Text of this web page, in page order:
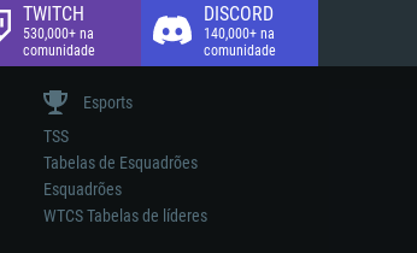
TWITCH
530,000+ na
comunidade
DISCORD
140,000+ na
comunidade
Esports
TSS
Tabelas de Esquadrões
Esquadrões
WTCS Tabelas de líderes